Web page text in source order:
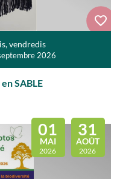
vendredis
2026
SABLE
01
MAI
2026
31
AOÛT
2026